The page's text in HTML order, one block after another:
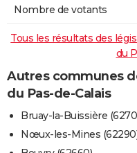
Nombre de votants
Tous les résultats des
du
Autres communes
du Pas-de-Calais
Bruay-la-Buissière
Nœux-les-Mines